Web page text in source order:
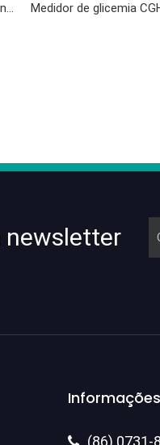
Medidor de glicose no sangue KF-B12
newsletter
 (86) 0731-